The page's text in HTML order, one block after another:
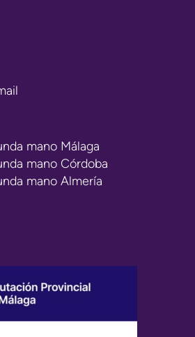
mano Málaga
mano Córdoba
mano Almería